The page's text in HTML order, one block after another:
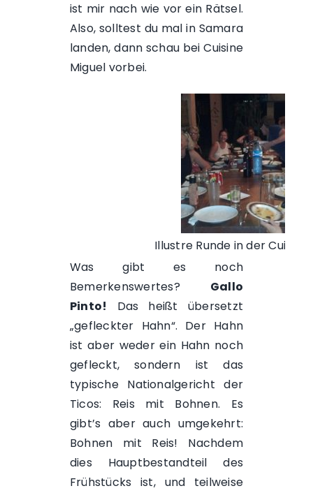
ist mir nach wie vor ein Rätsel.
Also, solltest du mal in Samara
landen, dann schau beiCuisine
Miguel vorbei.
Illustre Runde in derCuisine
Was gibt es noch
Bemerkenswertes? Gallo
Pinto!
Das heißt übersetzt
„gefleckter Hahn“. Der Hahn
ist aber weder ein Hahn noch
gefleckt, sondern ist das
typische Nationalgericht der
Ticos: Reis mit Bohnen. Es
gibt’s aber auch umgekehrt:
Bohnen mit Reis! Nachdem
dies Hauptbestandteil des
Frühstücks ist, und teilweise